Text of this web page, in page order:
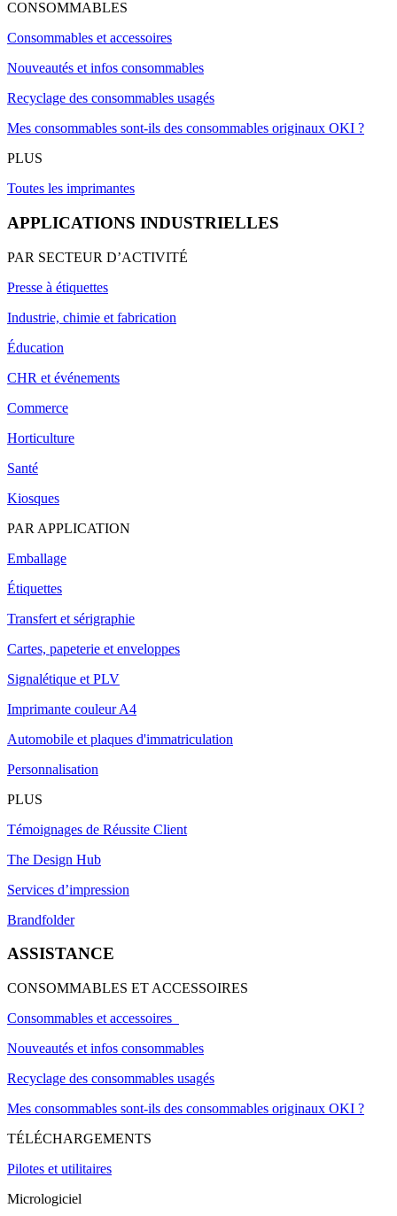
CONSOMMABLES
Consommables et accessoires
Nouveautés et infos consommables
Recyclage des consommables usagés
Mes consommables sont-ils des consommables originaux OKI ?
PLUS
Toutes les imprimantes
APPLICATIONS INDUSTRIELLES
PAR SECTEUR D’ACTIVITÉ
Presse à étiquettes
Industrie, chimie et fabrication
Éducation
CHR et événements
Commerce
Horticulture
Santé
Kiosques
PAR APPLICATION
Emballage
Étiquettes
Transfert et sérigraphie
Cartes, papeterie et enveloppes
Signalétique et PLV
Imprimante couleur A4
Automobile et plaques d'immatriculation
Personnalisation
PLUS
Témoignages de Réussite Client
The Design Hub
Services d’impression
Brandfolder
ASSISTANCE
CONSOMMABLES ET ACCESSOIRES
Consommables et accessoires
Nouveautés et infos consommables
Recyclage des consommables usagés
Mes consommables sont-ils des consommables originaux OKI ?
TÉLÉCHARGEMENTS
Pilotes et utilitaires
Micrologiciel